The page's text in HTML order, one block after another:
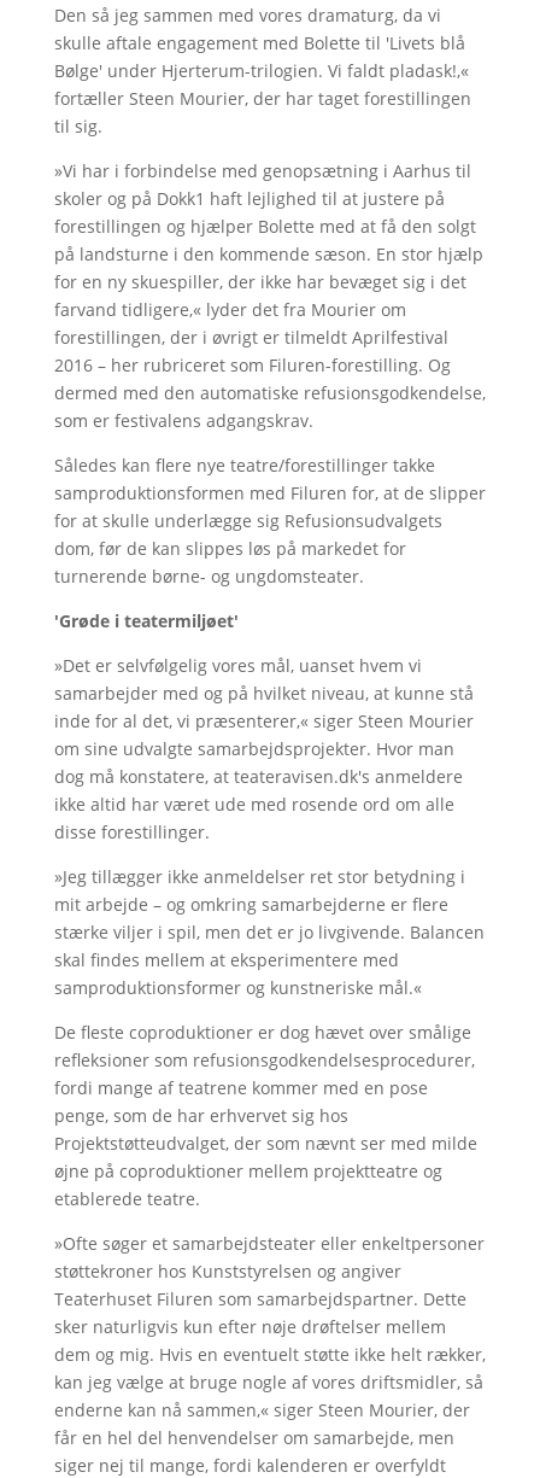
Den så jeg sammen med vores dramaturg, da vi
skulle aftale engagement med Bolette til 'Livets blå
Bølge' under Hjerterum-trilogien. Vi faldt pladask!,«
fortæller Steen Mourier, der har taget forestillingen
til sig.
»Vi har i forbindelse med genopsætning i Aarhus til
skoler og på Dokk1 haft lejlighed til at justere på
forestillingen og hjælper Bolette med at få den solgt
på landsturne i den kommende sæson. En stor hjælp
for en ny skuespiller, der ikke har bevæget sig i det
farvand tidligere,« lyder det fra Mourier om
forestillingen, der i øvrigt er tilmeldt Aprilfestival
2016 – her rubriceret som Filuren-forestilling. Og
dermed med den automatiske refusionsgodkendelse,
som er festivalens adgangskrav.
Således kan flere nye teatre/forestillinger takke
samproduktionsformen med Filuren for, at de slipper
for at skulle underlægge sig Refusionsudvalgets
dom, før de kan slippes løs på markedet for
turnerende børne- og ungdomsteater.
'Grøde i teatermiljøet'
»Det er selvfølgelig vores mål, uanset hvem vi
samarbejder med og på hvilket niveau, at kunne stå
inde for al det, vi præsenterer,« siger Steen Mourier
om sine udvalgte samarbejdsprojekter. Hvor man
dog må konstatere, at teateravisen.dk's anmeldere
ikke altid har været ude med rosende ord om alle
disse forestillinger.
»Jeg tillægger ikke anmeldelser ret stor betydning i
mit arbejde – og omkring samarbejderne er flere
stærke viljer i spil, men det er jo livgivende. Balancen
skal findes mellem at eksperimentere med
samproduktionsformer og kunstneriske mål.«
De fleste coproduktioner er dog hævet over smålige
refleksioner som refusionsgodkendelsesprocedurer,
fordi mange af teatrene kommer med en pose
penge, som de har erhvervet sig hos
Projektstøtteudvalget, der som nævnt ser med milde
øjne på coproduktioner mellem projektteatre og
etablerede teatre.
»Ofte søger et samarbejdsteater eller enkeltpersoner
støttekroner hos Kunststyrelsen og angiver
Teaterhuset Filuren som samarbejdspartner. Dette
sker naturligvis kun efter nøje drøftelser mellem
dem og mig. Hvis en eventuelt støtte ikke helt rækker,
kan jeg vælge at bruge nogle af vores driftsmidler, så
enderne kan nå sammen,« siger Steen Mourier, der
får en hel del henvendelser om samarbejde, men
siger nej til mange, fordi kalenderen er overfyldt